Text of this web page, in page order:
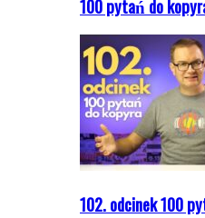
100 pytań do
102. odcinek 100